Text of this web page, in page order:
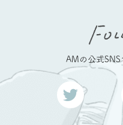
AMの公式SNS